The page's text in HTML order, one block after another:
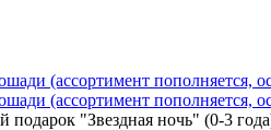
(ассортимент пополняется,
(ассортимент пополняется,
подарок "Звездная ночь" (0-3